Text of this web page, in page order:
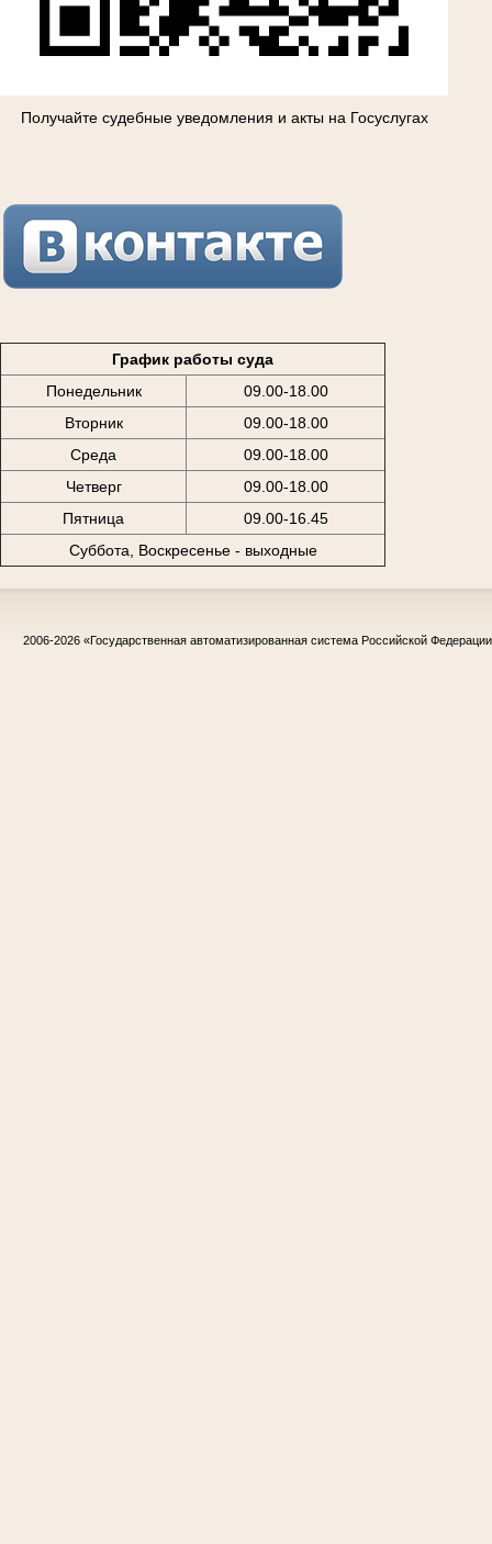
Получайте судебные уведомления и акты на Госуслугах
График работы суда
Понедельник
09.00-18.00
Вторник
09.00-18.00
Среда
09.00-18.00
Четверг
09.00-18.00
Пятница
09.00-16.45
Суббота, Воскресенье - выходные
2006-2026 «Государственная автоматизированная система Российской